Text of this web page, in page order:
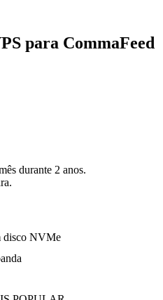
para CommaFeed
durante 2 anos.
disco NVMe